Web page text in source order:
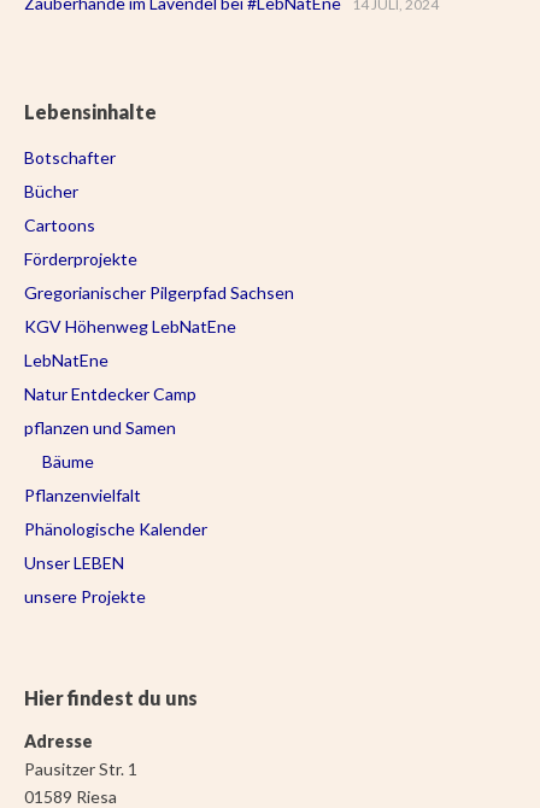
14 JULI, 2024
Lebensinhalte
Botschafter
Bücher
Cartoons
Förderprojekte
Gregorianischer Pilgerpfad Sachsen
KGV Höhenweg LebNatEne
LebNatEne
Natur Entdecker Camp
pflanzen und Samen
Bäume
Pflanzenvielfalt
Phänologische Kalender
Unser LEBEN
unsere Projekte
Hier findest du uns
Adresse
Pausitzer Str. 1
01589 Riesa